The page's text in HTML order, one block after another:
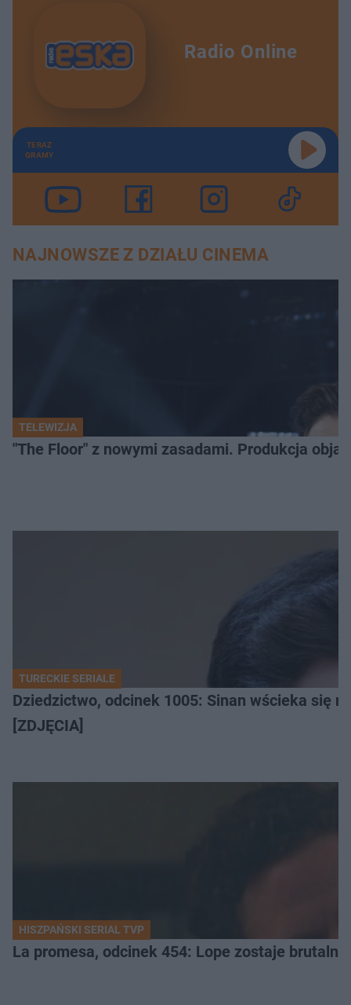
Radio Online
TERAZ
GRAMY
NAJNOWSZE Z DZIAŁU CINEMA
TELEWIZJA
"The Floor" z nowymi zasadami. Produkcja
TURECKIE SERIALE
Dziedzictwo, odcinek 1005: Sinan wścieka się
[ZDJĘCIA]
HISZPAŃSKI SERIAL TVP
La promesa, odcinek 454: Lope zostaje